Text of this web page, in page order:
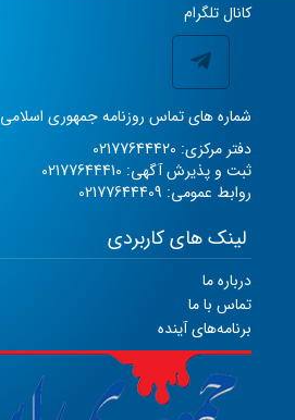
کانال تلگرام
شماره های تماس روزنامه جمهوری اسلامی
دفتر مرکزی: 02177644420
ثبت و پذیرش آگهی: 02177644410
روابط عمومی: 02177644409
لینک های کاربردی
درباره ما
تماس با ما
برنامه‌های آینده